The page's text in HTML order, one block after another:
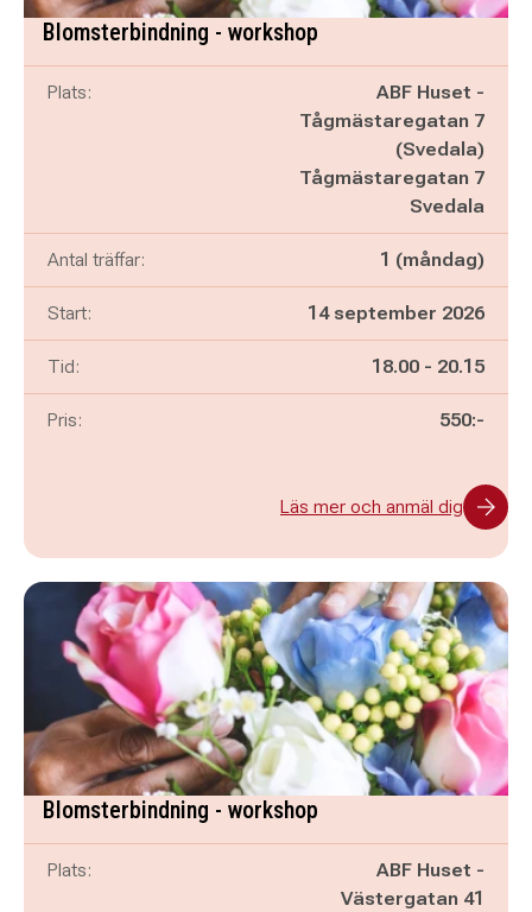
Blomsterbindning - workshop
Plats:
ABF Huset -
Tågmästaregatan 7
(Svedala)
Tågmästaregatan 7
Svedala
Antal träffar: 1 (måndag)
Start: 14 september 2026
Tid: Pågår mellan
18.00 - och
20.15
Pris: 550:-
Läs mer och anmäl dig
Blomsterbindning - workshop
Plats:
ABF Huset -
Västergatan 41